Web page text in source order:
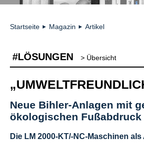
Startseite ► Magazin ► Artikel
#LÖSUNGEN > Übersicht
Neue Bihler-Anlagen mit
ökologischen Fußabdruck
Die LM 2000-KT/-NC-Maschinen